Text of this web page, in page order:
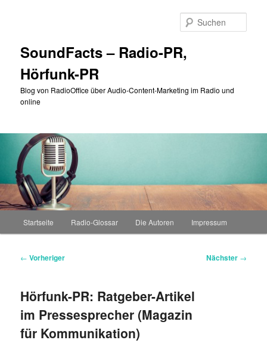
SoundFacts – Radio-PR,
Hörfunk-PR
Blog von RadioOffice über Audio-Content-Marketing im Radio und
online
Startseite Radio-Glossar Die Autoren Impressum
Beitragsnavigation
← Vorheriger Nächster →
Hörfunk-PR: Ratgeber-Artikel
im Pressesprecher (Magazin
für Kommunikation)